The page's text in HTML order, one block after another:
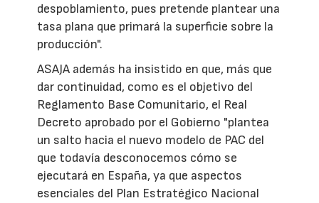
despoblamiento, pues pretende plantear una
tasa plana que primará la superficie sobre la
producción".
ASAJA además ha insistido en que, más que
dar continuidad, como es el objetivo del
Reglamento Base Comunitario, el Real
Decreto aprobado por el Gobierno "plantea
un salto hacia el nuevo modelo de PAC del
que todavía desconocemos cómo se
ejecutará en España, ya que aspectos
esenciales del Plan Estratégico Nacional